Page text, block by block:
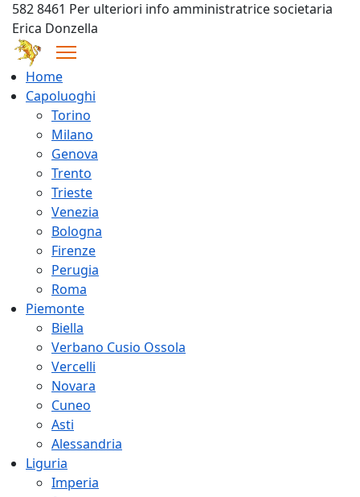
582 8461 Per ulteriori info amministratrice societaria
Erica Donzella
Home
Capoluoghi
Torino
Milano
Genova
Trento
Trieste
Venezia
Bologna
Firenze
Perugia
Roma
Piemonte
Biella
Verbano Cusio Ossola
Vercelli
Novara
Cuneo
Asti
Alessandria
Liguria
Imperia